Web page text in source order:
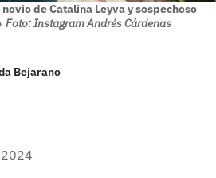
de Catalina Leyva y sospechoso
Foto: Instagram Andrés Cárdenas
Bejarano